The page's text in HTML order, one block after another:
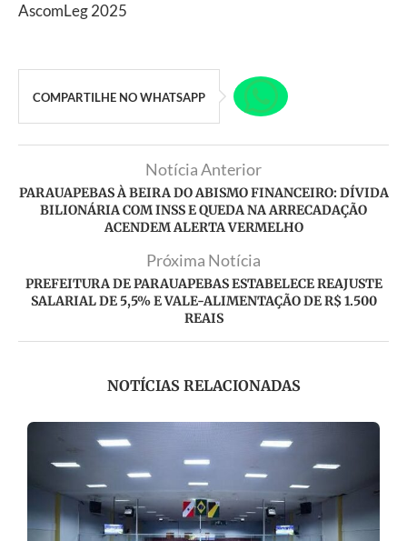
AscomLeg 2025
COMPARTILHE NO WHATSAPP
Notícia Anterior
PARAUAPEBAS À BEIRA DO ABISMO FINANCEIRO: DÍVIDA
BILIONÁRIA COM INSS E QUEDA NA ARRECADAÇÃO
ACENDEM ALERTA VERMELHO
Próxima Notícia
PREFEITURA DE PARAUAPEBAS ESTABELECE REAJUSTE
SALARIAL DE 5,5% E VALE-ALIMENTAÇÃO DE R$ 1.500
REAIS
NOTÍCIAS RELACIONADAS